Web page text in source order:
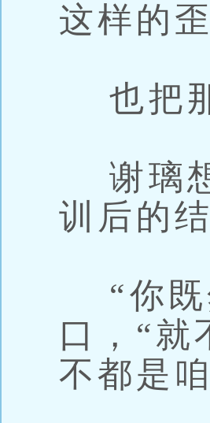
这样的歪
也把
谢璃想
训后的结
“你既
口，“就
不都是